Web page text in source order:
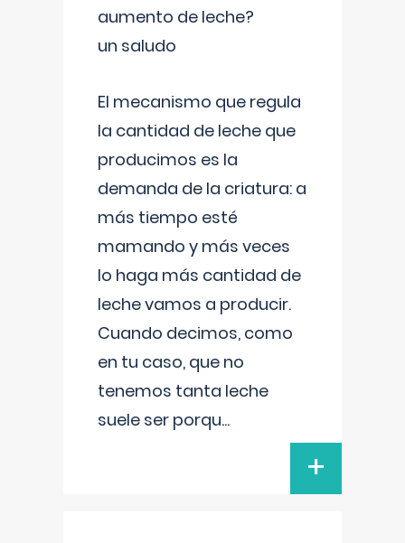
aumento de leche?
un saludo
El mecanismo que regula
la cantidad de leche que
producimos es la
demanda de la criatura: a
más tiempo esté
mamando y más veces
lo haga más cantidad de
leche vamos a producir.
Cuando decimos, como
en tu caso, que no
tenemos tanta leche
suele ser porqu...
+